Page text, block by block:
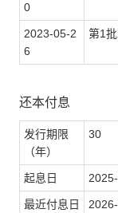
0
2023-05-2
6
第1
还本付息
发行期限
（年）
30
起息日
最近付息日